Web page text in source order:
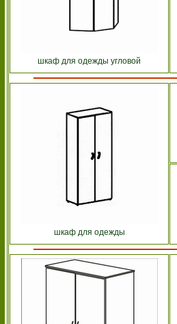
шкаф для одежды угловой
шкаф для одежды